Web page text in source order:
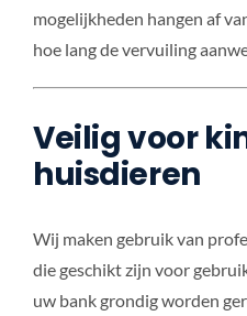
mogelijkheden hangen af
hoe lang de vervuiling
Veilig voor
huisdieren
Wij maken gebruik van
die geschikt zijn voor
uw bank grondig worden